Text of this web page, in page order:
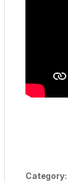
Category: